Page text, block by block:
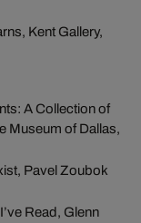
Kent Gallery,
A Collection of
Museum of Dallas,
Pavel Zoubok
Read, Glenn